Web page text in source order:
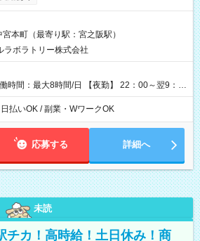
×8時間×12回
給与に、本採用時と異なる部分があります。 雇
と同じです。 給与：時給 1,610円以上
本町（最寄り駅：宮之阪駅）
ラボラトリー株式会社
時間：最大8時間/日 【夜勤】 22：00～翌9：
8時 ■24時から翌9時 など ※上記の時間
（毎週同じ曜日での勤務となります）
払いOK / 副業・WワークOK
応募する 詳細へ
未読
チカ！高時給！土日休み！商